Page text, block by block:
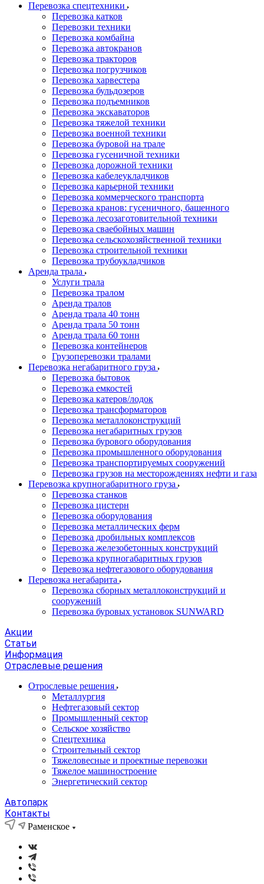
Перевозка спецтехники
Перевозка катков
Перевозки техники
Перевозка комбайна
Перевозка автокранов
Перевозка тракторов
Перевозка погрузчиков
Перевозка харвестера
Перевозка бульдозеров
Перевозка подъемников
Перевозка экскаваторов
Перевозка тяжелой техники
Перевозка военной техники
Перевозка буровой на трале
Перевозка гусеничной техники
Перевозка дорожной техники
Перевозка кабелеукладчиков
Перевозка карьерной техники
Перевозка коммерческого транспорта
Перевозка кранов: гусеничного, башенного
Перевозка лесозаготовительной техники
Перевозка сваебойных машин
Перевозка сельскохозяйственной техники
Перевозка строительной техники
Перевозка трубоукладчиков
Аренда трала
Услуги трала
Перевозка тралом
Аренда тралов
Аренда трала 40 тонн
Аренда трала 50 тонн
Аренда трала 60 тонн
Перевозка контейнеров
Грузоперевозки тралами
Перевозка негабаритного груза
Перевозка бытовок
Перевозка емкостей
Перевозка катеров/лодок
Перевозка трансформаторов
Перевозка металлоконструкций
Перевозка негабаритных грузов
Перевозка бурового оборудования
Перевозка промышленного оборудования
Перевозка транспортируемых сооружений
Перевозка грузов на месторождениях нефти и газа
Перевозка крупногабаритного груза
Перевозка станков
Перевозка цистерн
Перевозка оборудования
Перевозка металлических ферм
Перевозка дробильных комплексов
Перевозка железобетонных конструкций
Перевозка крупногабаритных грузов
Перевозка нефтегазового оборудования
Перевозка негабарита
Перевозка сборных металлоконструкций и
сооружений
Перевозка буровых установок SUNWARD
Акции
Статьи
Информация
Отраслевые решения
Отрослевые решения
Металлургия
Нефтегазовый сектор
Промышленный сектор
Сельское хозяйство
Спецтехника
Строительный сектор
Тяжеловесные и проектные перевозки
Тяжелое машиностроение
Энергетический сектор
Автопарк
Контакты
Раменское